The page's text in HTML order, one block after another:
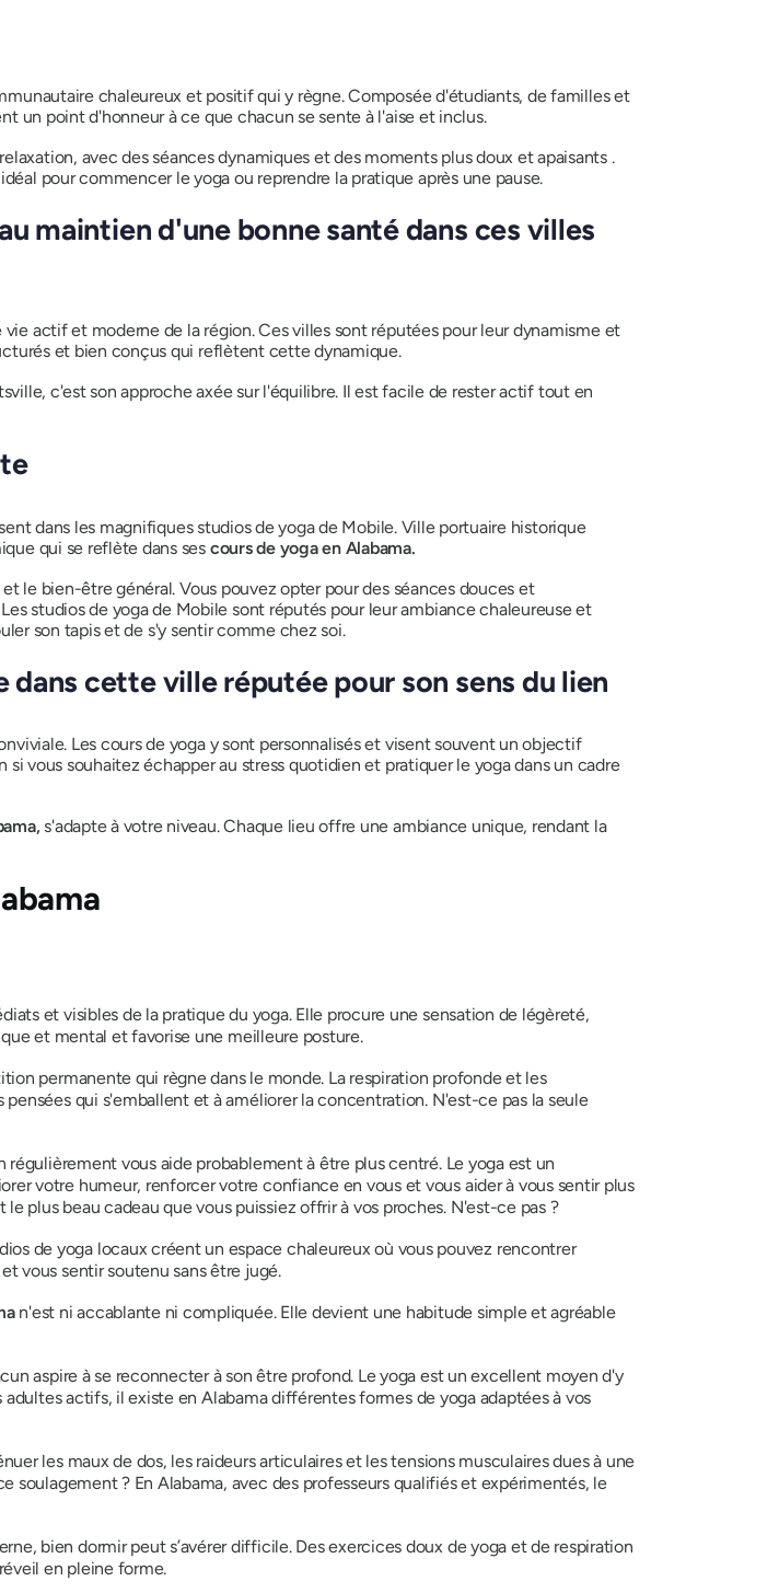
chaleureux et positif qui y règne. Composée d'étudiants, de familles et
un point d'honneur à ce que chacun se sente à l'aise et inclus.
avec des séances dynamiques et des moments plus doux et apaisants .
pour commencer le yoga ou reprendre la pratique après une pause.
maintien d'une bonne santé dans ces villes
actif et moderne de la région. Ces villes sont réputées pour leur dynamisme et
et bien conçus qui reflètent cette dynamique.
c'est son approche axée sur l'équilibre. Il est facile de rester actif tout en
dans les magnifiques studios de yoga de Mobile. Ville portuaire historique
qui se reflète dans ses cours de yoga en Alabama.
le bien-être général. Vous pouvez opter pour des séances douces et
studios de yoga de Mobile sont réputés pour leur ambiance chaleureuse et
son tapis et de s'y sentir comme chez soi.
cette ville réputée pour son sens du lien
Les cours de yoga y sont personnalisés et visent souvent un objectif
vous souhaitez échapper au stress quotidien et pratiquer le yoga dans un cadre
s'adapte à votre niveau. Chaque lieu offre une ambiance unique, rendant la
et visibles de la pratique du yoga. Elle procure une sensation de légèreté,
et mental et favorise une meilleure posture.
permanente qui règne dans le monde. La respiration profonde et les
qui s'emballent et à améliorer la concentration. N'est-ce pas la seule
régulièrement vous aide probablement à être plus centré. Le yoga est un
votre humeur, renforcer votre confiance en vous et vous aider à vous sentir plus
plus beau cadeau que vous puissiez offrir à vos proches. N'est-ce pas ?
de yoga locaux créent un espace chaleureux où vous pouvez rencontrer
vous sentir soutenu sans être jugé.
n'est ni accablante ni compliquée. Elle devient une habitude simple et agréable
aspire à se reconnecter à son être profond. Le yoga est un excellent moyen d'y
actifs, il existe en Alabama différentes formes de yoga adaptées à vos
les maux de dos, les raideurs articulaires et les tensions musculaires dues à une
soulagement ? En Alabama, avec des professeurs qualifiés et expérimentés, le
bien dormir peut s’avérer difficile. Des exercices doux de yoga et de respiration
en pleine forme.